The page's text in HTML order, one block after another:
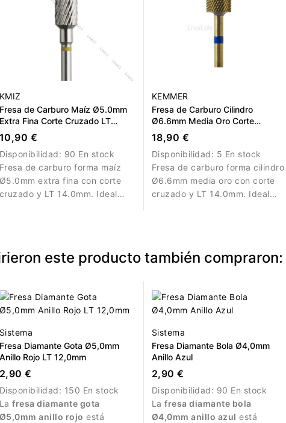
KMIZ
Fresa de Carburo Maíz Ø5.0mm
Extra Fina Corte Cruzado LT
14.0mm
10,90 €
Disponibilidad: 90 En stock
Fresa de carburo forma maíz
Ø5.0mm extra fina con corte
cruzado y LT 14.0mm. Ideal
KEMMER
Fresa de Carburo Cilindro
Ø6.6mm Media Oro Corte
Cruzado LT 14.0mm
18,90 €
Disponibilidad: 5 En stock
Fresa de carburo forma cilindro
Ø6.6mm media oro con corte
cruzado y LT 14.0mm. Ideal
este producto también compraron:
Sistema
Fresa Diamante Gota Ø5,0mm
Anillo Rojo LT 12,0mm
2,90 €
Disponibilidad: 150 En stock
Lafresa diamante gota
Ø5,0mm anillo rojo está
Sistema
Fresa Diamante Bola Ø4,0mm
Anillo Azul
2,90 €
Disponibilidad: 90 En stock
Lafresa diamante bola
Ø4,0mm anillo azul está